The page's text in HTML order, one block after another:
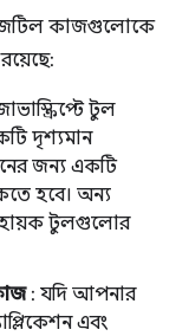
জটিল কাজগুলোকে
টুল
দৃশ্যমান
জন্য একটি
হবে। অন্য
টুলগুলোর
: যদি আপনার
এবং